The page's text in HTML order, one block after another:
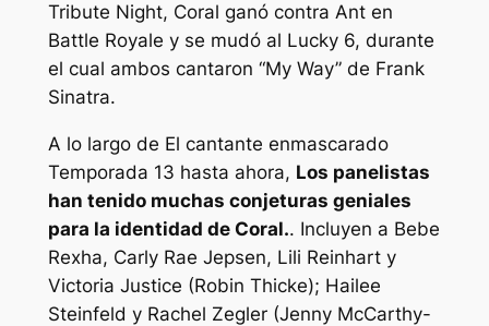
Tribute Night, Coral ganó contra Ant en
Battle Royale y se mudó al Lucky 6, durante
el cual ambos cantaron “My Way” de Frank
Sinatra.
A lo largo de El cantante enmascarado
Temporada 13 hasta ahora, Los panelistas
han tenido muchas conjeturas geniales
para la identidad de Coral.. Incluyen a Bebe
Rexha, Carly Rae Jepsen, Lili Reinhart y
Victoria Justice (Robin Thicke); Hailee
Steinfeld y Rachel Zegler (Jenny McCarthy-